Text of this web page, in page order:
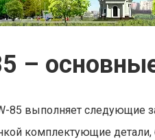
–
85 выполняет следующие
комплектующие детали,